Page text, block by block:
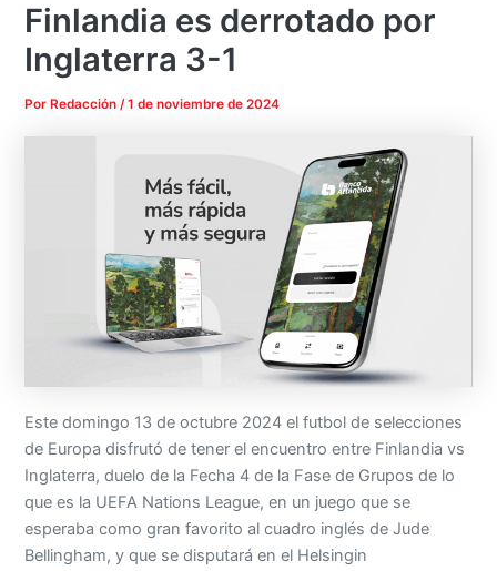
Finlandia es derrotado por
Inglaterra 3-1
Por Redacción/1 de noviembre de 2024
Este domingo 13 de octubre 2024 el futbol de selecciones
de Europa disfrutó de tener el encuentro entre Finlandia vs
Inglaterra, duelo de la Fecha 4 de la Fase de Grupos de lo
que es la UEFA Nations League, en un juego que se
esperaba como gran favorito al cuadro inglés de Jude
Bellingham, y que se disputará en el Helsingin